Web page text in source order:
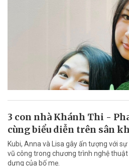
3 con nhà Khánh Thi -
cùng biểu diễn trên sân
Kubi, Anna và Lisa gây ấn tượng với
vũ công trong chương trình nghệ
dựng của bố mẹ.